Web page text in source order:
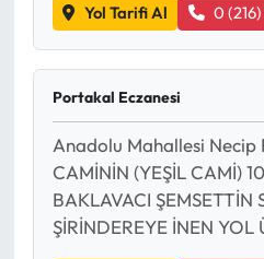
Yol Tarifi Al 0
Portakal Eczanesi
Anadolu Mahallesi Necip
CAMİNİN (YEŞİL CAMİ)
BAKLAVACI ŞEMSETTİN
ŞİRİNDEREYE İNEN YOL